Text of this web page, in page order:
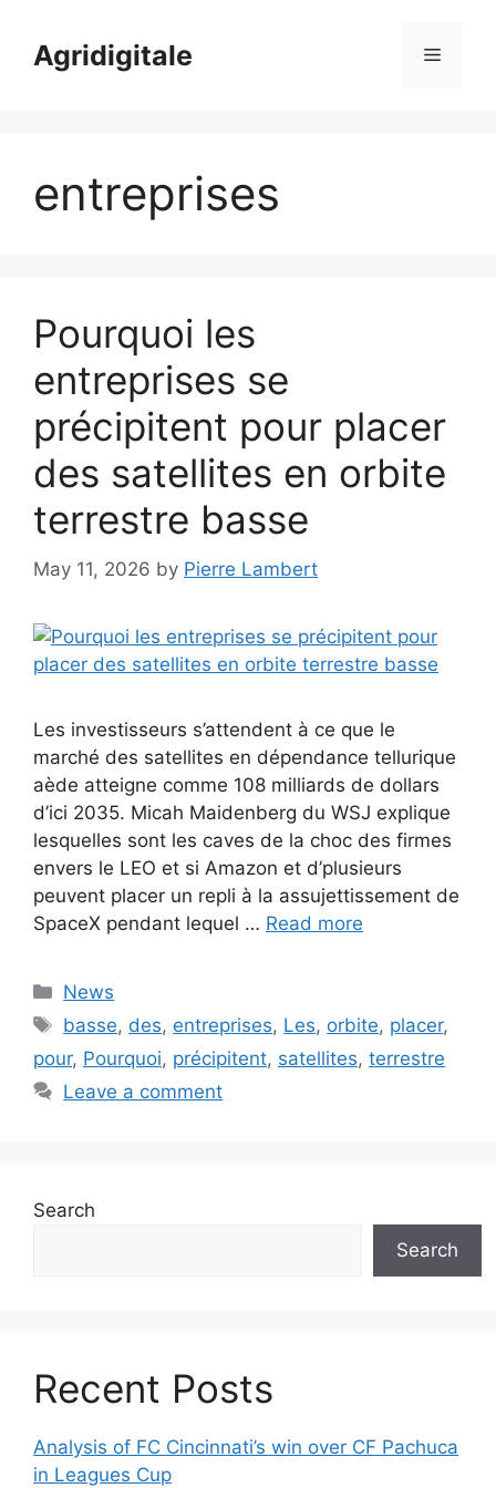
contentAgridigitale Menu
entreprises
Pourquoi les
entreprises se
précipitent pour placer
des satellites en orbite
terrestre basse
May 11, 2026 by Pierre Lambert
Les investisseurs s’attendent à ce que le
marché des satellites en dépendance tellurique
aède atteigne comme 108 milliards de dollars
d’ici 2035. Micah Maidenberg du WSJ explique
lesquelles sont les caves de la choc des firmes
envers le LEO et si Amazon et d’plusieurs
peuvent placer un repli à la assujettissement de
SpaceX pendant lequel … Read more
Categories
News
Tags
basse, des, entreprises, Les, orbite, placer,
pour, Pourquoi, précipitent, satellites, terrestre
Leave a comment
Search
Search
Recent Posts
Analysis of FC Cincinnati’s win over CF Pachuca
in Leagues Cup